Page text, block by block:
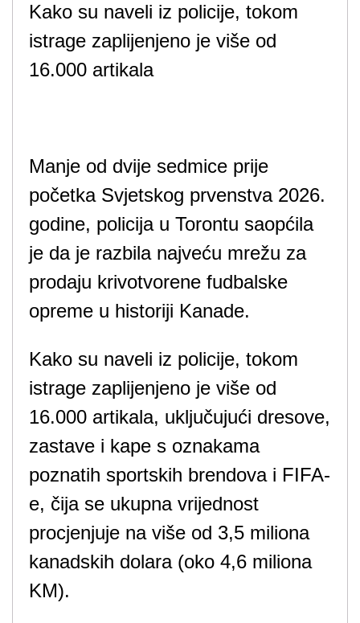
Kako su naveli iz policije, tokom
istrage zaplijenjeno je više od
16.000 artikala
Manje od dvije sedmice prije
početka Svjetskog prvenstva 2026.
godine, policija u Torontu saopćila
je da je razbila najveću mrežu za
prodaju krivotvorene fudbalske
opreme u historiji Kanade.
Kako su naveli iz policije, tokom
istrage zaplijenjeno je više od
16.000 artikala, uključujući dresove,
zastave i kape s oznakama
poznatih sportskih brendova i FIFA-
e, čija se ukupna vrijednost
procjenjuje na više od 3,5 miliona
kanadskih dolara (oko 4,6 miliona
KM).